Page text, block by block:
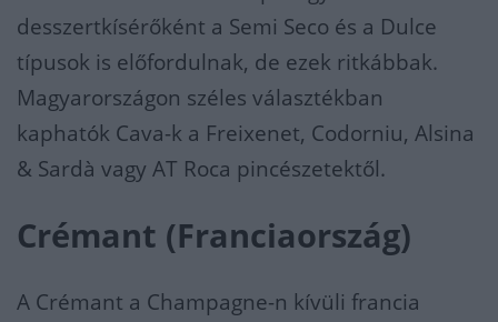
desszertkísérőként a Semi Seco és a Dulce
típusok is előfordulnak, de ezek ritkábbak.
Magyarországon széles választékban
kaphatók Cava-k a Freixenet, Codorniu, Alsina
& Sardà vagy AT Roca pincészetektől.
Crémant (Franciaország)
A Crémant a Champagne-n kívüli francia